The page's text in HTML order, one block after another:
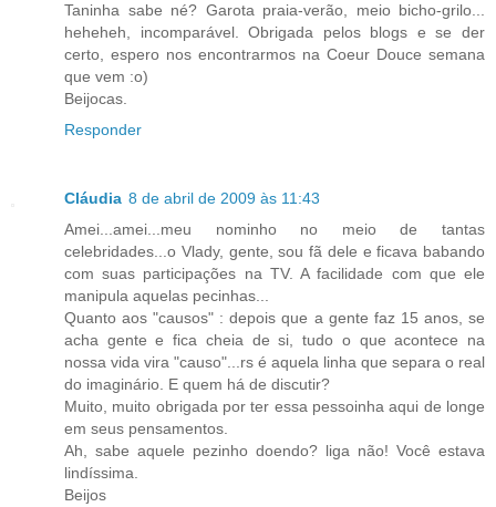
Taninha sabe né? Garota praia-verão, meio bicho-grilo...
heheheh, incomparável. Obrigada pelos blogs e se der
certo, espero nos encontrarmos na Coeur Douce semana
que vem :o)
Beijocas.
Responder
Cláudia 8 de abril de 2009 às 11:43
Amei...amei...meu nominho no meio de tantas
celebridades...o Vlady, gente, sou fã dele e ficava babando
com suas participações na TV. A facilidade com que ele
manipula aquelas pecinhas...
Quanto aos "causos" : depois que a gente faz 15 anos, se
acha gente e fica cheia de si, tudo o que acontece na
nossa vida vira "causo"...rs é aquela linha que separa o real
do imaginário. E quem há de discutir?
Muito, muito obrigada por ter essa pessoinha aqui de longe
em seus pensamentos.
Ah, sabe aquele pezinho doendo? liga não! Você estava
lindíssima.
Beijos